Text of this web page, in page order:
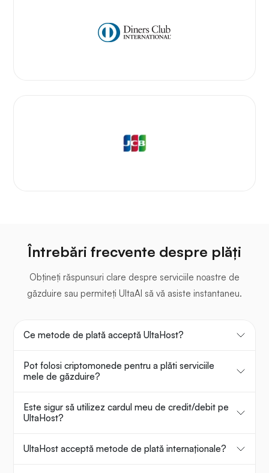
Întrebări frecvente despre plăți
Obțineți răspunsuri clare despre serviciile noastre de
găzduire sau permiteți UltaAI să vă asiste instantaneu.
Ce metode de plată acceptă UltaHost?
Pot folosi criptomonede pentru a plăti serviciile
mele de găzduire?
Este sigur să utilizez cardul meu de credit/debit pe
UltaHost?
UltaHost acceptă metode de plată internaționale?